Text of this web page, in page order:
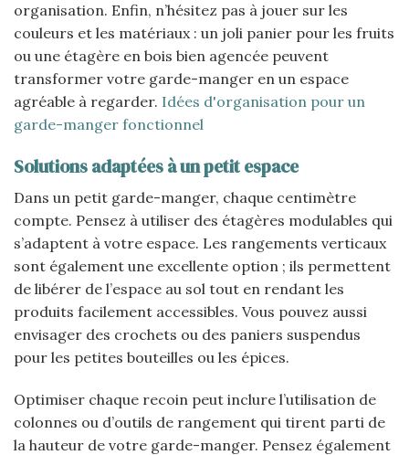
organisation. Enfin, n’hésitez pas à jouer sur les
couleurs et les matériaux : un joli panier pour les fruits
ou une étagère en bois bien agencée peuvent
transformer votre garde-manger en un espace
agréable à regarder. Idées d'organisation pour un
garde-manger fonctionnel
Solutions adaptées à un petit espace
Dans un petit garde-manger, chaque centimètre
compte. Pensez à utiliser des étagères modulables qui
s’adaptent à votre espace. Les rangements verticaux
sont également une excellente option ; ils permettent
de libérer de l’espace au sol tout en rendant les
produits facilement accessibles. Vous pouvez aussi
envisager des crochets ou des paniers suspendus
pour les petites bouteilles ou les épices.
Optimiser chaque recoin peut inclure l’utilisation de
colonnes ou d’outils de rangement qui tirent parti de
la hauteur de votre garde-manger. Pensez également